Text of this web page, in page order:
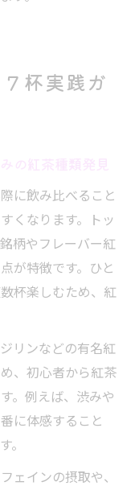
杯実践ガ
に飲み比べること
くなります。トッ
柄やフレーバー紅
が特徴です。ひと
杯楽しむため、紅
リンなどの有名紅
、初心者から紅茶
。例えば、渋みや
に体感すること
。
ェインの摂取や、